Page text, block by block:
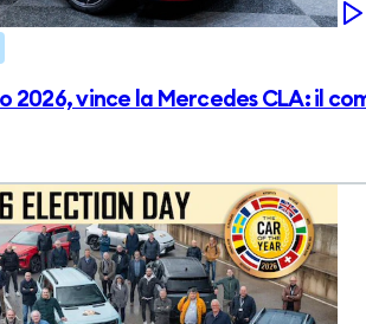
2026, vince la Mercedes CLA: il